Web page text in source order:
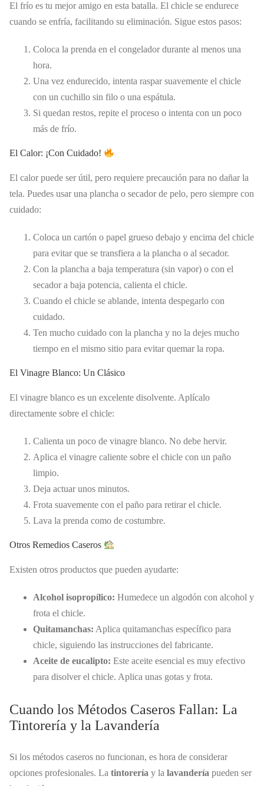
El frío es tu mejor amigo en esta batalla. El chicle se endurece
cuando se enfría, facilitando su eliminación. Sigue estos pasos:
Coloca la prenda en el congelador durante al menos una
hora.
Una vez endurecido, intenta raspar suavemente el chicle
con un cuchillo sin filo o una espátula.
Si quedan restos, repite el proceso o intenta con un poco
más de frío.
El Calor: ¡Con Cuidado!
El calor puede ser útil, pero requiere precaución para no dañar la
tela. Puedes usar una plancha o secador de pelo, pero siempre con
cuidado:
Coloca un cartón o papel grueso debajo y encima del chicle
para evitar que se transfiera a la plancha o al secador.
Con la plancha a baja temperatura (sin vapor) o con el
secador a baja potencia, calienta el chicle.
Cuando el chicle se ablande, intenta despegarlo con
cuidado.
Ten mucho cuidado con la plancha y no la dejes mucho
tiempo en el mismo sitio para evitar quemar la ropa.
El Vinagre Blanco: Un Clásico
El vinagre blanco es un excelente disolvente. Aplícalo
directamente sobre el chicle:
Calienta un poco de vinagre blanco. No debe hervir.
Aplica el vinagre caliente sobre el chicle con un paño
limpio.
Deja actuar unos minutos.
Frota suavemente con el paño para retirar el chicle.
Lava la prenda como de costumbre.
Otros Remedios Caseros
Existen otros productos que pueden ayudarte:
Alcohol isopropílico: Humedece un algodón con alcohol y
frota el chicle.
Quitamanchas: Aplica quitamanchas específico para
chicle, siguiendo las instrucciones del fabricante.
Aceite de eucalipto: Este aceite esencial es muy efectivo
para disolver el chicle. Aplica unas gotas y frota.
Cuando los Métodos Caseros Fallan: La
Tintorería y la Lavandería
Si los métodos caseros no funcionan, es hora de considerar
opciones profesionales. La tintorería y la lavandería pueden ser